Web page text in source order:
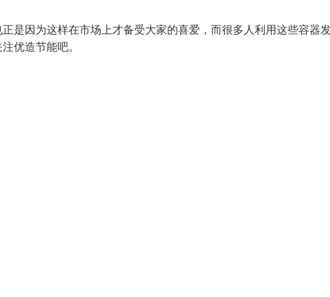
因为这样在市场上才备受大家的喜爱，而很多人利用这些容器
优造节能吧。